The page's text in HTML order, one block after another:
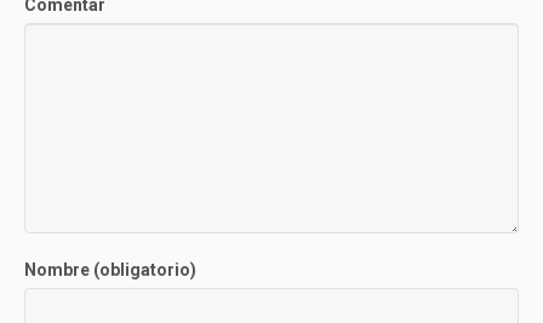
Comentar
Nombre (obligatorio)